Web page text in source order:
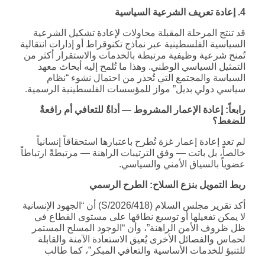
4. إعادة تعريف الشرعية السياسية
قد تنتج المرحلة المقبلة محاولات لإعادة تشكيل الشرعية
السياسية الفلسطينية عبر نماذج تكنوقراط أو إدارات انتقالية
تُمنح شرعية وظيفية مرتبطة بالخدمات والاستقرار أكثر من
التمثيل السياسي الوطني. وهذا ما تُلمح إليه أبحاث معهد
السياسة والمجتمع التي تُحذر من احتمال نشوء “نظام
سياسي دولي بديل” مواز للمؤسسات الفلسطينية الرسمية.
رابعاً: إعادة الإعمار المشروط — أداةٌ للتعافي أم رافعةٌ
للضغط؟
لم تعد إعادة إعمار غزة تُطرح باعتبارها استحقاقاً إنسانياً
خالصاً، بل باتت — وفق الترتيبات الراهنة — مرتبطةً ارتباطاً
عضوياً بالسياق الأمني والسياسي.
ربط التمويل بنزع السلاح: الطرح الرسمي
أكد تقرير مجلس السلام (S/2026/418) أن “الجهود الإنسانية
لا يمكن تفعيلها أو توسيع نطاقها على مستوى القطاع في
ظل ظروف الأمن الراهنة”، وأن “الوجود المسلح المستمر
لحماس والفصائل الأخرى يُعيق الاستعادة الآمنة والقابلة
للتنبؤ للخدمات الأساسية والتعافي المبكر”، كما طالب